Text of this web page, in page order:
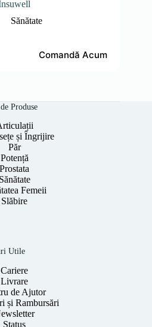
Sănătate
Comandă Acum
Produse
și Îngrijire
Păr
Potență
Prostata
Sănătate
Femeii
Slăbire
Utile
Cariere
Livrare
de Ajutor
și Rambursări
Status